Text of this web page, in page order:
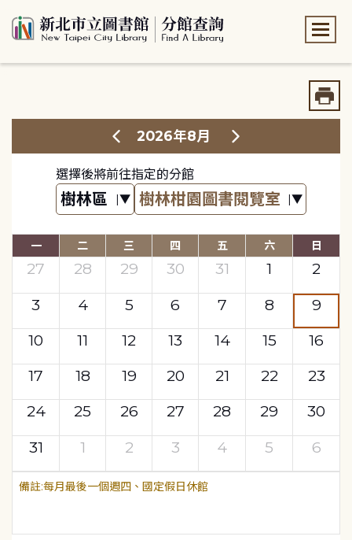
2026年8月
選擇後將前往指定的分館
一 二 三 四 五 六 日
27 28 29 30 31 1
2
3
4 5 6 7 8
9
10
11 12 13 14 15
16
17
18 19 20 21 22
23
24
25 26 27 28 29
30
31
1 2 3 4 5 6
每月最後一個週四、國定假日休館